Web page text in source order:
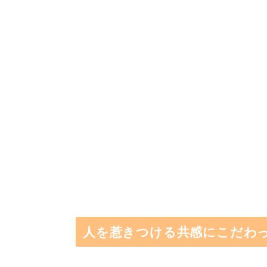
人を惹きつける共感にこだわ